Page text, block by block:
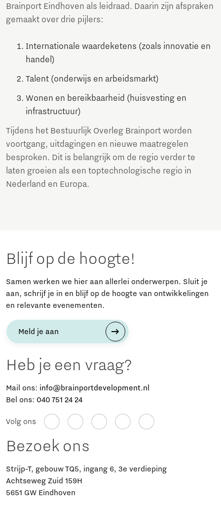
Brainport Eindhoven als leidraad. Daarin zijn afspraken
gemaakt over drie pijlers:
Internationale waardeketens (zoals innovatie en
handel)
Talent (onderwijs en arbeidsmarkt)
Wonen en bereikbaarheid (huisvesting en
infrastructuur)
Tijdens het Bestuurlijk Overleg Brainport worden
voortgang, uitdagingen en nieuwe maatregelen
besproken. Dit is belangrijk om de regio verder te
laten groeien als een toptechnologische regio in
Nederland en Europa.
Blijf op de hoogte!
Samen werken we hier aan allerlei onderwerpen. Sluit je
aan, schrijf je in en blijf op de hoogte van ontwikkelingen
en relevante evenementen.
Meld je aan
Heb je een vraag?
Mail ons: info@brainportdevelopment.nl
Bel ons: 040 751 24 24
Volg ons
Bezoek ons
Strijp-T, gebouw TQ5, ingang 6, 3e verdieping
Achtseweg Zuid 159H
5651 GW Eindhoven